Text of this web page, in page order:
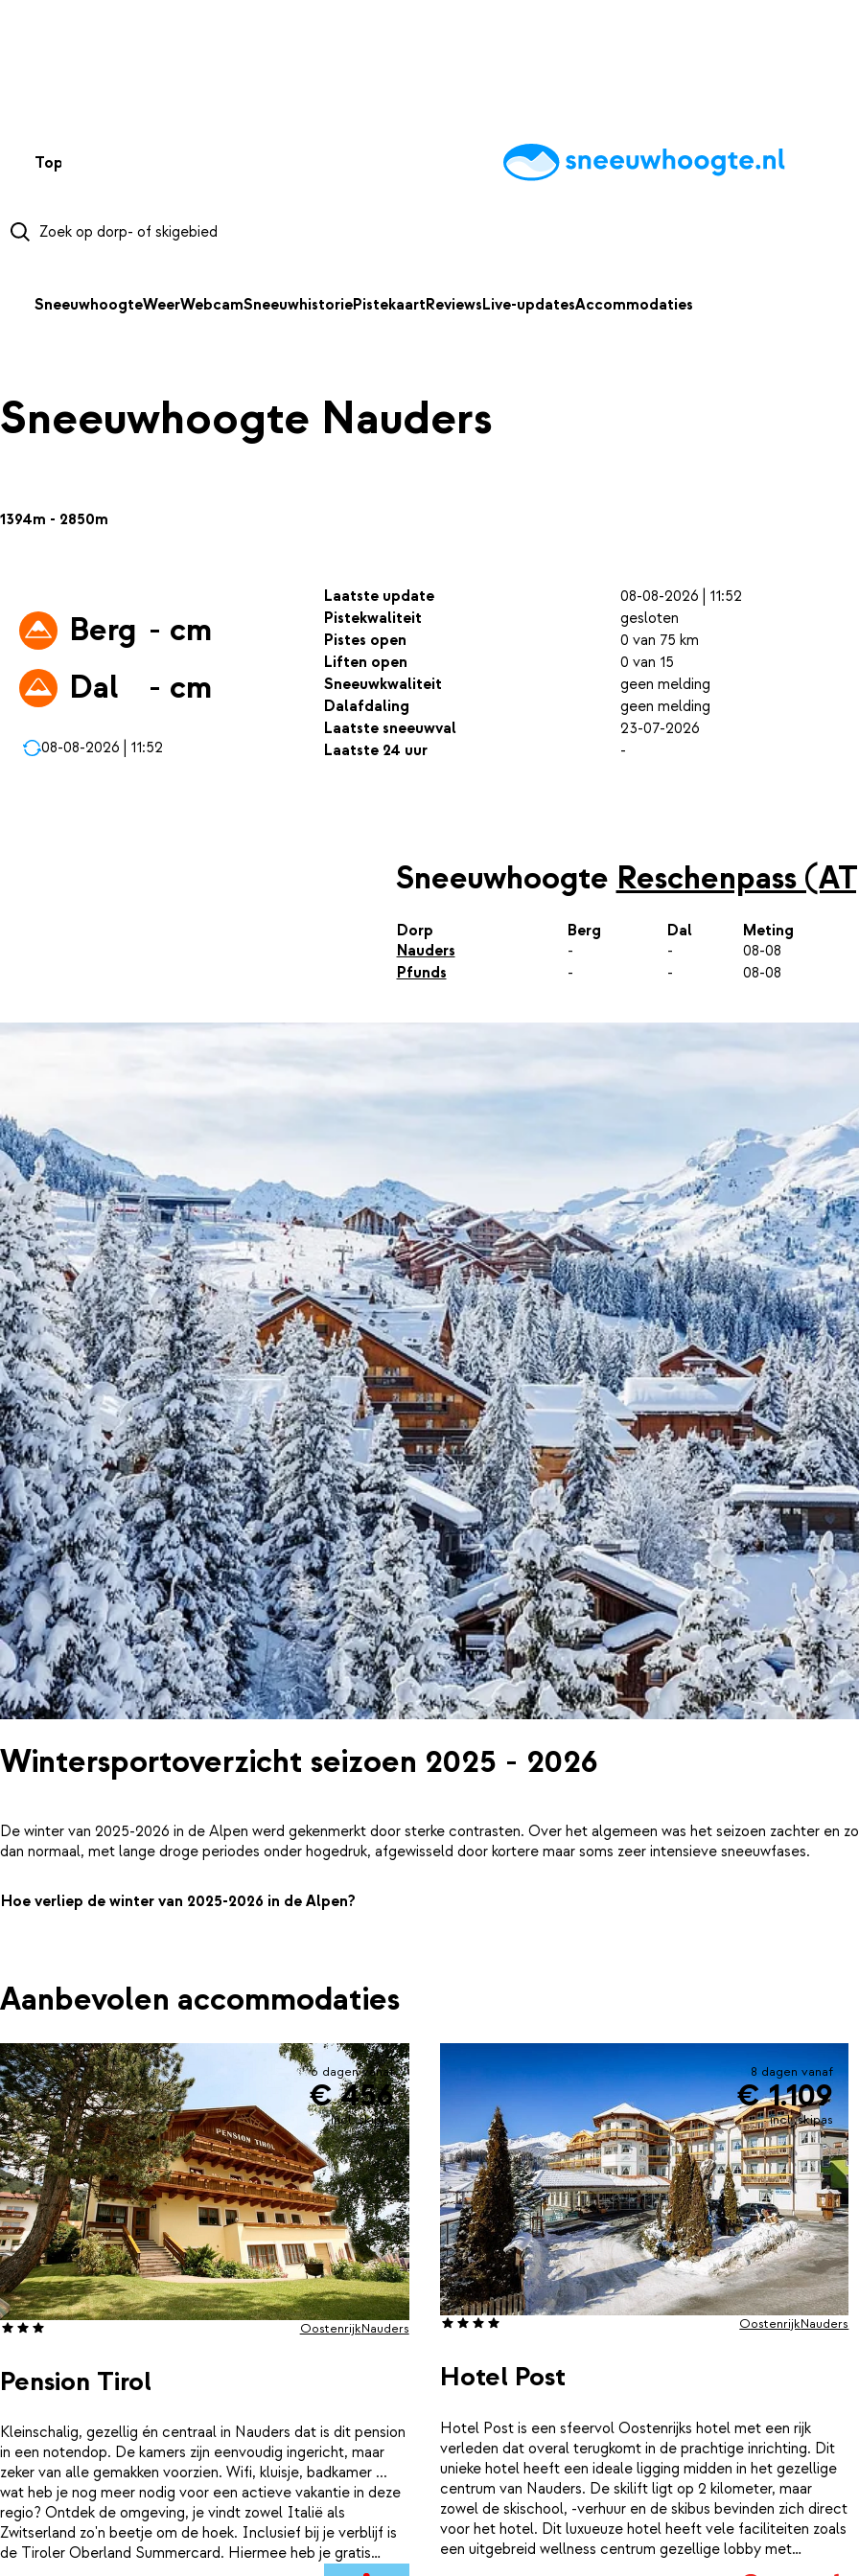
Top 50 AccommodatiesTipsReviewsLive updatesApp
SneeuwhoogteWeerWebcamSneeuwhistoriePistekaartReviewsLive-updatesAccommodaties
Sneeuwhoogte Nauders
1394m - 2850m
Berg - cm
Dal
- cm
08-08-2026 | 11:52
Laatste update
08-08-2026 | 11:52
Pistekwaliteit
gesloten
Pistes open
0 van 75 km
Liften open
0 van 15
Sneeuwkwaliteit
geen melding
Dalafdaling
geen melding
Laatste sneeuwval
23-07-2026
Laatste 24 uur
-
Sneeuwhoogte Reschenpass
Dorp Berg Dal
Meting
Nauders
- -
08-08
Pfunds
- - 08-08
Wintersportoverzicht seizoen 2025 - 2026
De winter van 2025-2026 in de Alpen werd gekenmerkt door sterke contrasten. Over het algemeen was het seizoen zachter en
dan normaal, met lange droge periodes onder hogedruk, afgewisseld door kortere maar soms zeer intensieve sneeuwfases.
Hoe verliep de winter van 2025-2026 in de Alpen?
Aanbevolen accommodaties
6 dagen vanaf
€ 456
incl. skipas
Pension Tirol
OostenrijkNauders
Kleinschalig, gezellig én centraal in Nauders dat is dit pension
in een notendop. De kamers zijn eenvoudig ingericht, maar
zeker van alle gemakken voorzien. Wifi, kluisje, badkamer ...
wat heb je nog meer nodig voor een actieve vakantie in deze
regio? Ontdek de omgeving, je vindt zowel Italië als
Zwitserland zo'n beetje om de hoek. Inclusief bij je verblijf is
de Tiroler Oberland Summercard. Hiermee heb je gratis
8 dagen vanaf
€ 1.109
incl. skipas
Hotel Post
OostenrijkNauders
Hotel Post is een sfeervol Oostenrijks hotel met een rijk
verleden dat overal terugkomt in de prachtige inrichting. Dit
unieke hotel heeft een ideale ligging midden in het gezellige
centrum van Nauders. De skilift ligt op 2 kilometer, maar
zowel de skischool, -verhuur en de skibus bevinden zich direct
voor het hotel. Dit luxueuze hotel heeft vele faciliteiten zoals
een uitgebreid wellness centrum gezellige lobby met